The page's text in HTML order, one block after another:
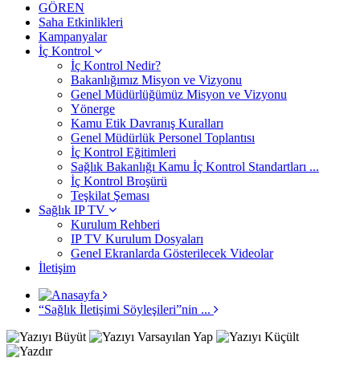
GÖREN
Saha Etkinlikleri
Kampanyalar
İç Kontrol
İç Kontrol Nedir?
Bakanlığımız Misyon ve Vizyonu
Genel Müdürlüğümüz Misyon ve Vizyonu
Yönerge
Kamu Etik Davranış Kuralları
Genel Müdürlük Personel Toplantısı
İç Kontrol Eğitimleri
Sağlık Bakanlığı Kamu İç Kontrol Standartları ...
İç Kontrol Broşürü
Teşkilat Şeması
Sağlık IP TV
Kurulum Rehberi
IP TV Kurulum Dosyaları
Genel Ekranlarda Gösterilecek Videolar
İletişim
“Sağlık İletişimi Söyleşileri”nin ...